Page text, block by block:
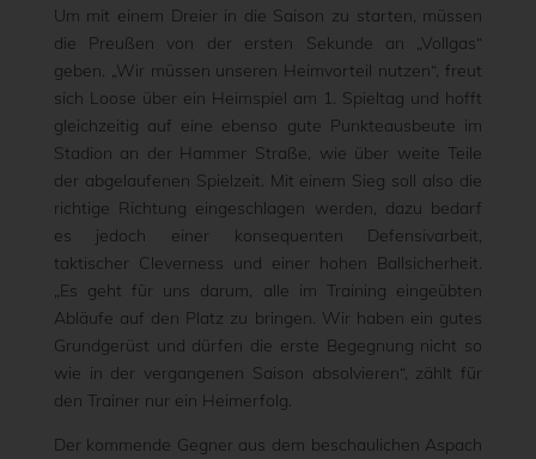
Um mit einem Dreier in die Saison zu starten, müssen
die Preußen von der ersten Sekunde an „Vollgas“
geben. „Wir müssen unseren Heimvorteil nutzen“, freut
sich Loose über ein Heimspiel am 1. Spieltag und hofft
gleichzeitig auf eine ebenso gute Punkteausbeute im
Stadion an der Hammer Straße, wie über weite Teile
der abgelaufenen Spielzeit. Mit einem Sieg soll also die
richtige Richtung eingeschlagen werden, dazu bedarf
es jedoch einer konsequenten Defensivarbeit,
taktischer Cleverness und einer hohen Ballsicherheit.
„Es geht für uns darum, alle im Training eingeübten
Abläufe auf den Platz zu bringen. Wir haben ein gutes
Grundgerüst und dürfen die erste Begegnung nicht so
wie in der vergangenen Saison absolvieren“, zählt für
den Trainer nur ein Heimerfolg.
Der kommende Gegner aus dem beschaulichen Aspach